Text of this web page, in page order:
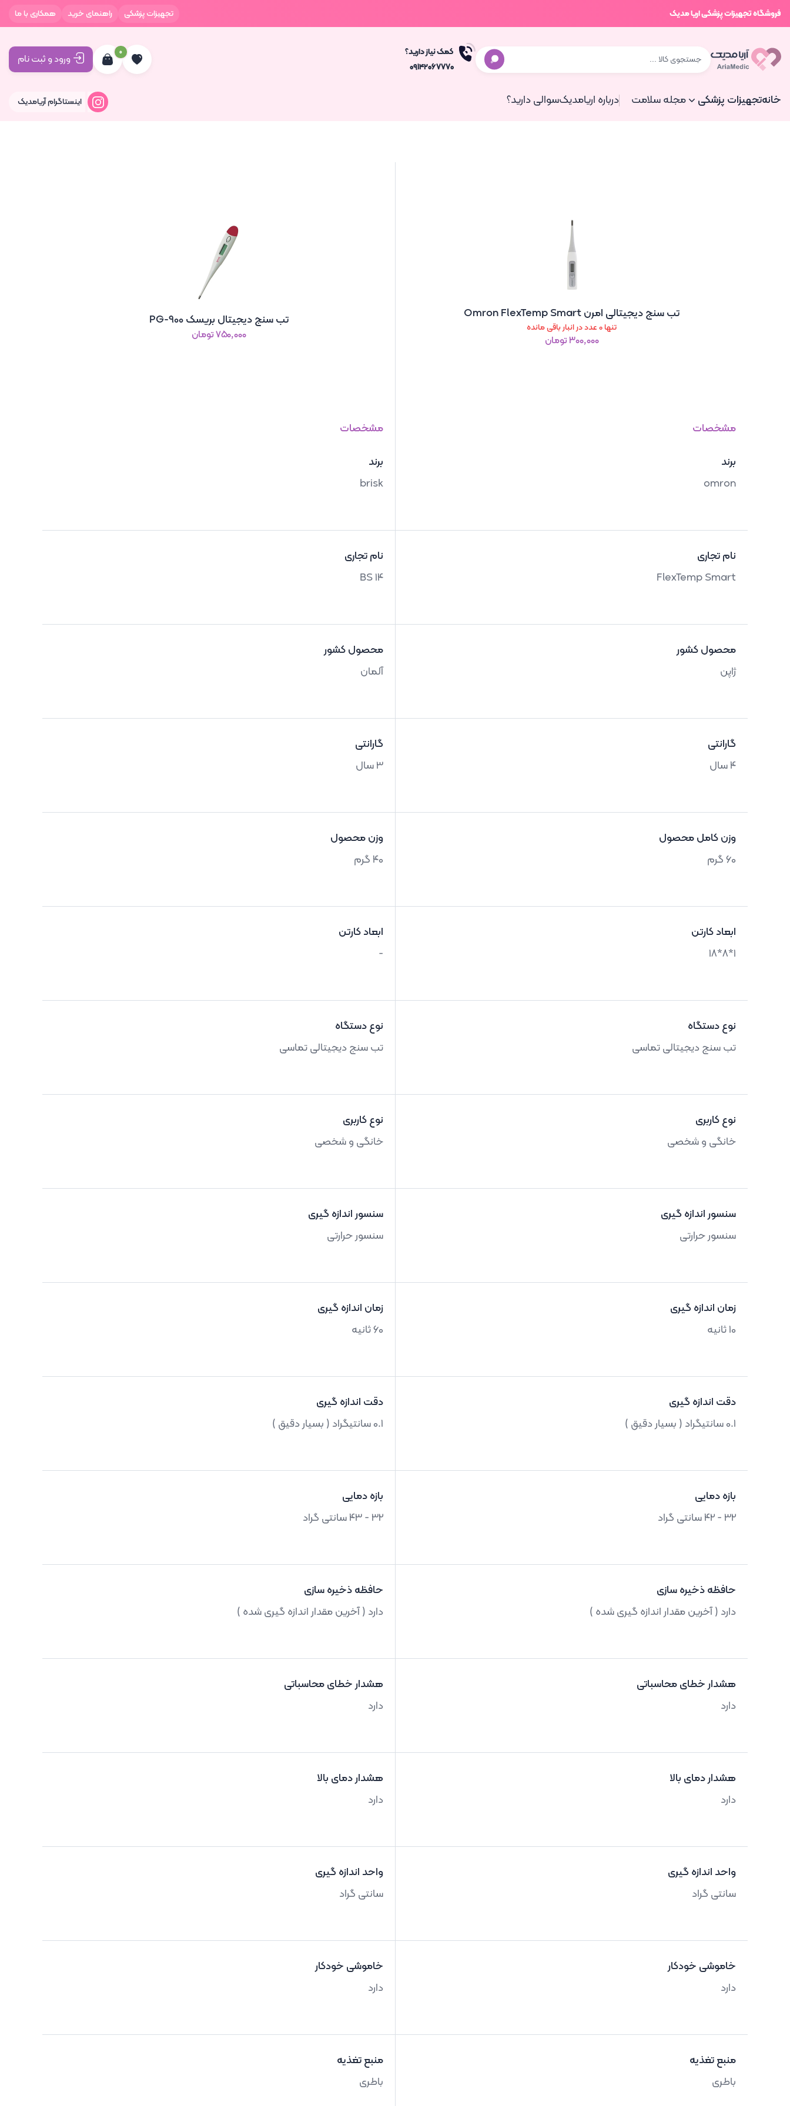
فروشگاه تجهیزات پزشکی اریا مدیک تجهیزات پزشکی راهنمای خرید همکاری با ما
کمک نیاز دارید؟
۰۹۱۴۲۰۶۷۷۷۰
0
ورود و ثبت نام
خانهتجهیزات پزشکی مجله سلامت درباره اریامدیکسوالی دارید؟ اینستاگرام آریامدیک
تب سنج دیجیتالی امرن Omron FlexTemp Smart
تنها 0 عدد در انبار باقی مانده
۳۰۰٬۰۰۰ تومان
مشخصات
برند
omron
نام تجاری
FlexTemp Smart
محصول کشور
ژاپن
گارانتی
4 سال
وزن کامل محصول
60 گرم
ابعاد کارتن
1*8*18
نوع دستگاه
تب سنج دیجیتالی تماسی
نوع کاربری
خانگی و شخصی
سنسور اندازه گیری
سنسور حرارتی
زمان اندازه گیری
10 ثانیه
دقت اندازه گیری
0.1 سانتیگراد ( بسیار دقیق )
بازه دمایی
32 - 42 سانتی گراد
حافظه ذخیره سازی
دارد ( آخرین مقدار اندازه گیری شده )
هشدار خطای محاسباتی
دارد
هشدار دمای بالا
دارد
واحد اندازه گیری
سانتی گراد
خاموشی خودکار
دارد
منبع تغذیه
باطری
تب سنج دیجیتال بریسک PG-900
۷۵۰٬۰۰۰ تومان
مشخصات
برند
brisk
نام تجاری
BS 14
محصول کشور
آلمان
گارانتی
3 سال
وزن محصول
40 گرم
ابعاد کارتن
-
نوع دستگاه
تب سنج دیجیتالی تماسی
نوع کاربری
خانگی و شخصی
سنسور اندازه گیری
سنسور حرارتی
زمان اندازه گیری
60 ثانیه
دقت اندازه گیری
0.1 سانتیگراد ( بسیار دقیق )
بازه دمایی
32 - 43 سانتی گراد
حافظه ذخیره سازی
دارد ( آخرین مقدار اندازه گیری شده )
هشدار خطای محاسباتی
دارد
هشدار دمای بالا
دارد
واحد اندازه گیری
سانتی گراد
خاموشی خودکار
دارد
منبع تغذیه
باطری